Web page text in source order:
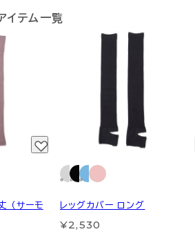
イテム一覧
（サーモ
レッグカバー ロング
¥2,530